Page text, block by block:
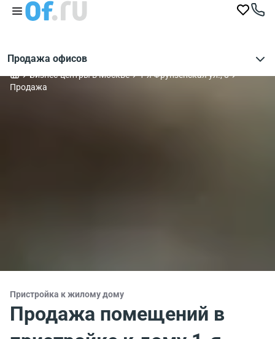
Продажа офисов
Бизнес-центры в Москве
1-я Фрунзенская ул., 8
Продажа
Пристройка к жилому дому
Продажа помещений в